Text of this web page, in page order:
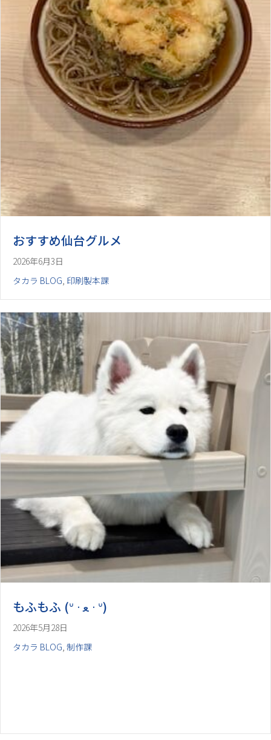
おすすめ仙台グルメ
2026年6月3日
タカラ BLOG, 印刷製本課
2026年5月28日
タカラ BLOG, 制作課